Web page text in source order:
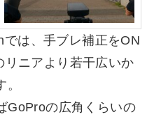
は、手ブレ補正をON
ニアより若干広いか
GoProの広角くらいの